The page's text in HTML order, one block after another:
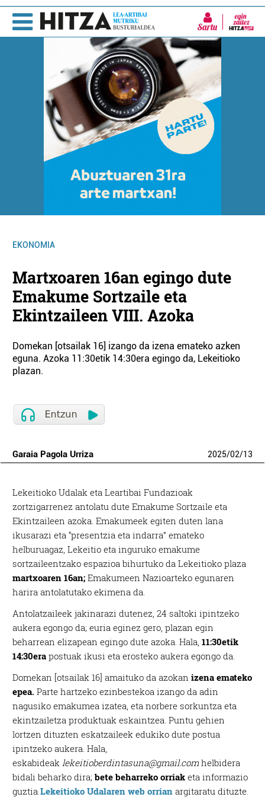
Sartu
EKONOMIA
Martxoaren 16an egingo dute
Emakume Sortzaile eta
Ekintzaileen VIII. Azoka
Domekan [otsailak 16] izango da izena emateko azken
eguna. Azoka 11:30etik 14:30era egingo da, Lekeitioko
plazan.
Garaia Pagola Urriza 2025/02/13
Lekeitioko Udalak eta Leartibai Fundazioak
zortzigarrenez antolatu dute Emakume Sortzaile eta
Ekintzaileen azoka. Emakumeek egiten duten lana
ikusarazi eta “presentzia eta indarra” emateko
helburuagaz, Lekeitio eta inguruko emakume
sortzaileentzako espazioa bihurtuko da Lekeitioko plaza
martxoaren 16an; Emakumeen Nazioarteko egunaren
harira antolatutako ekimena da.
Antolatzaileek jakinarazi dutenez, 24 saltoki ipintzeko
aukera egongo da; euria eginez gero, plazan egin
beharrean elizapean egingo dute azoka. Hala,11:30etik
14:30era postuak ikusi eta erosteko aukera egongo da.
Domekan [otsailak 16] amaituko da azokanizena emateko
epea. Parte hartzeko ezinbestekoa izango da adin
nagusiko emakumea izatea, eta norbere sorkuntza eta
ekintzailetza produktuak eskaintzea. Puntu gehien
lortzen dituzten eskatzaileek edukiko dute postua
ipintzeko aukera. Hala,
eskabideaklekeitioberdintasuna@gmail.comhelbidera
bidali beharko dira;bete beharreko orriak eta informazio
guztiaLekeitioko Udalaren web orrian argitaratu dituzte.